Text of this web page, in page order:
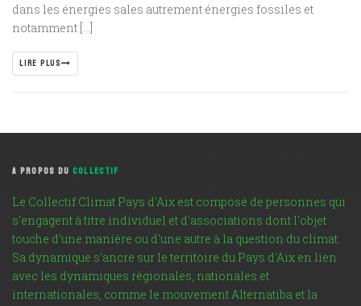
dans les énergies sales autrement énergies fossiles et
notamment […]
LIRE PLUS
A PROPOS DUCOLLECTIF
Le Collectif Climat Pays d'Aix est composé de personnes qui
s'engagent à titre individuel et d'associations dont l'objet
touche d'une manière ou d'une autre à la question du climat.
Sa dynamique s'ancre sur le territoire du Pays d'Aix en lien
avec les dynamiques régionales, nationales et
internationales, comme le mouvement Alternatiba et la